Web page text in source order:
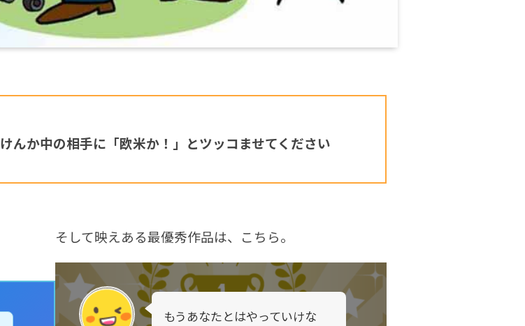
けんか中の相手に「欧米か！」とツッコませてください
そして映えある最優秀作品は、こちら。
もうあなたとはやっていけな